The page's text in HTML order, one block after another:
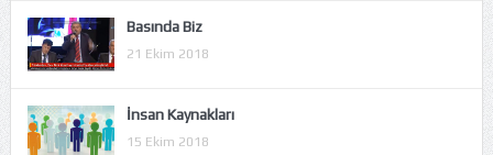
Basında Biz
21 Ekim 2018
İnsan Kaynakları
15 Ekim 2018